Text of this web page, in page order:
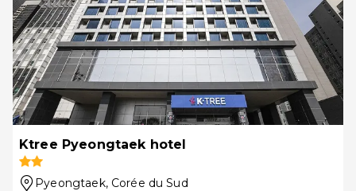
Ktree Pyeongtaek hotel
Pyeongtaek, Corée du Sud